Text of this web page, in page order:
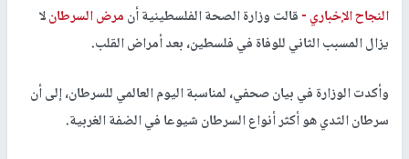
النجاح الإخباري -قالت وزارة الصحة الفلسطينية أنمرض السرطانلا
يزال المسبب الثاني للوفاة في فلسطين، بعد أمراض القلب.
وأكدت الوزارة في بيان صحفي، لمناسبة اليوم العالمي للسرطان، إلى أن
سرطان الثدي هو أكثر أنواع السرطان شيوعا في الضفة الغربية.